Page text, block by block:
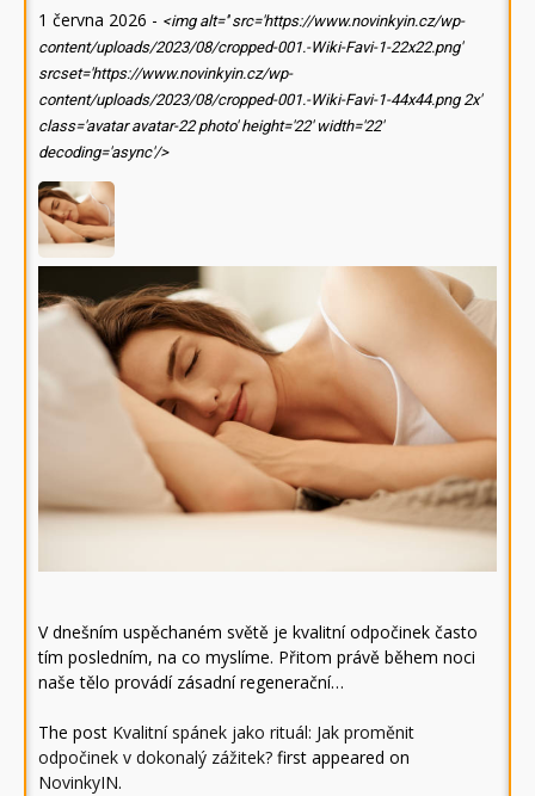
1 června 2026 - <img alt='' src='https://www.novinkyin.cz/wp-
content/uploads/2023/08/cropped-001.-Wiki-Favi-1-22x22.png'
srcset='https://www.novinkyin.cz/wp-
content/uploads/2023/08/cropped-001.-Wiki-Favi-1-44x44.png 2x'
class='avatar avatar-22 photo' height='22' width='22'
decoding='async'/>
V dnešním uspěchaném světě je kvalitní odpočinek často
tím posledním, na co myslíme. Přitom právě během noci
naše tělo provádí zásadní regenerační…
The post Kvalitní spánek jako rituál: Jak proměnit
odpočinek v dokonalý zážitek? first appeared on
NovinkyIN.